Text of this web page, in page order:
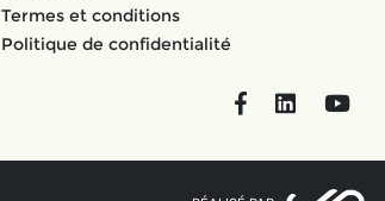
Termes et conditions
Politique de confidentialité
FacebookLinkedIn